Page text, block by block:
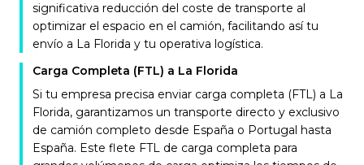
significativa reducción del coste de transporte al
optimizar el espacio en el camión, facilitando así tu
envío a La Florida y tu operativa logística.
Carga Completa (FTL) a La Florida
Si tu empresa precisa enviar carga completa (FTL) a La
Florida, garantizamos un transporte directo y exclusivo
de camión completo desde España o Portugal hasta
España. Este flete FTL de carga completa para